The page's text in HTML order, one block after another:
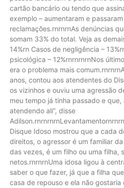
cartão bancário ou tendo que
exemplo – aumentaram e
reclamações.rnrnrnAs denúncias
somam 33% do total. Veja as
14%rn Casos de negligência –
psicológica – 12%rnrnrnrnNos
era o problema mais
anos, contou aos atendentes do
os vizinhos e ouviu uma agressão
meu tempo já tinha passado e
atendendo ali”, disse
Disque Idoso mostrou que a cada
direitos, o agressor é um familiar
das vezes, é um filho ou uma filha,
netos.rnrnrnUma idosa ligou à
saber o que fazer, já que a filha
casa de repouso e ela não gostaria